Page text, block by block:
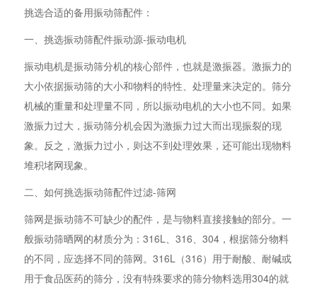
挑选合适的备用振动筛配件：
一、挑选振动筛配件振动源-振动电机
振动电机是振动筛分机的核心部件，也就是激振器。激振力的
大小依据振动筛的大小和物料的特性、处理量来决定的。筛分
机械的重量和处理量不同，所以振动电机的大小也不同。如果
激振力过大，振动筛分机会因为激振力过大而出现振裂的现
象。反之，激振力过小，则达不到处理效果，还可能出现物料
堆积堵网现象。
二、如何挑选振动筛配件过滤-筛网
筛网是振动筛不可缺少的配件，是与物料直接接触的部分。一
般振动筛晒网的材质分为：316L、316、304，根据筛分物料
的不同，应选择不同的筛网。316L（316）用于耐酸、耐碱或
用于食品医药的筛分，没有特殊要求的筛分物料选用304的就